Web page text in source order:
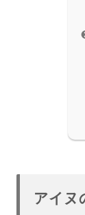
アイヌ